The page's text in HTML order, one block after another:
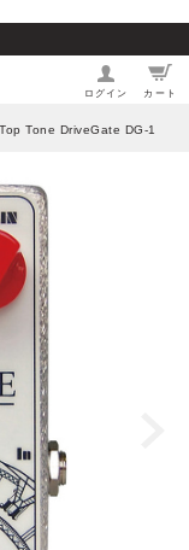
ログイン カート
Tone DriveGate DG-1